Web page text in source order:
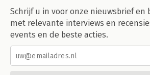
Schrijf u in voor onze nieuwsbrief
met relevante interviews en
events en de beste acties.